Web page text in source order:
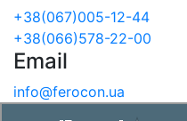
+38(067)005-12-44
+38(066)578-22-00
Email
info@ferocon.ua